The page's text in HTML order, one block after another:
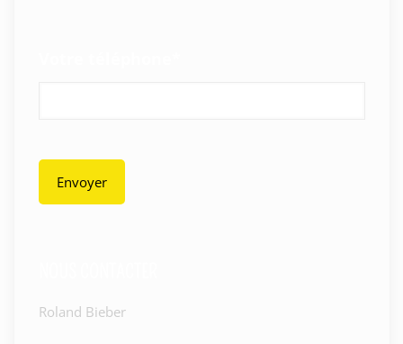
Envoyer
Roland Bieber